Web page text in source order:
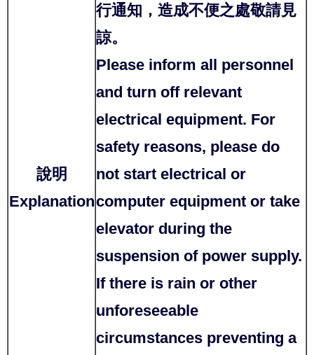
說明
Explanation
行通知，造成不便之處敬請見
諒。
Please inform all personnel
and turn off relevant
electrical equipment. For
safety reasons, please do
not start electrical or
computer equipment or take
elevator during the
suspension of power supply.
If there is rain or other
unforeseeable
circumstances preventing a